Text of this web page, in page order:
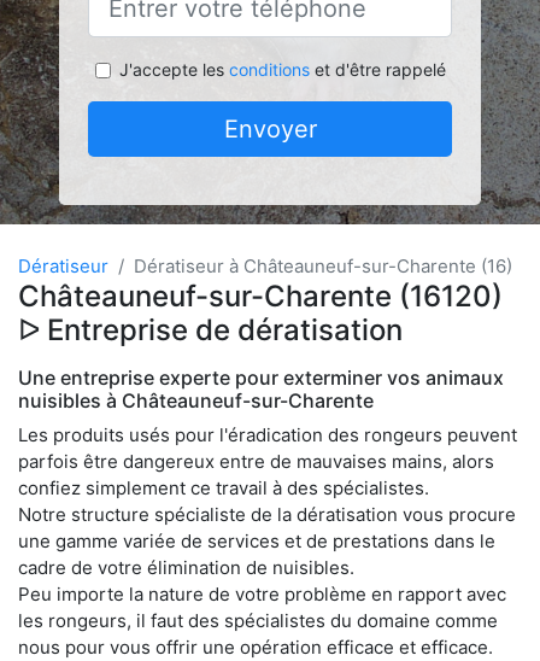
J'accepte les conditionset d'être rappelé
Envoyer
Dératiseur Dératiseur à Châteauneuf-sur-Charente (16)
Châteauneuf-sur-Charente (16120)
ᐅ Entreprise de dératisation
Une entreprise experte pour exterminer vos animaux
nuisibles à Châteauneuf-sur-Charente
Les produits usés pour l'éradication des rongeurs peuvent
parfois être dangereux entre de mauvaises mains, alors
confiez simplement ce travail à des spécialistes.
Notre structure spécialiste de la dératisation vous procure
une gamme variée de services et de prestations dans le
cadre de votre élimination de nuisibles.
Peu importe la nature de votre problème en rapport avec
les rongeurs, il faut des spécialistes du domaine comme
nous pour vous offrir une opération efficace et efficace.